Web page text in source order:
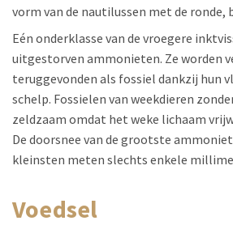
vorm van de nautilussen met de ronde,
Eén onderklasse van de vroegere
uitgestorven ammonieten. Ze worden
teruggevonden als fossiel dankzij hun
schelp. Fossielen van weekdieren
zeldzaam omdat het weke lichaam
De doorsnee van de grootste ammoniet
kleinsten meten slechts enkele
voedsel